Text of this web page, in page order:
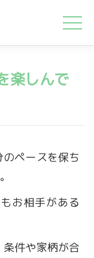
楽しんで
ペースを保ち
お相手がある
件や家柄が合